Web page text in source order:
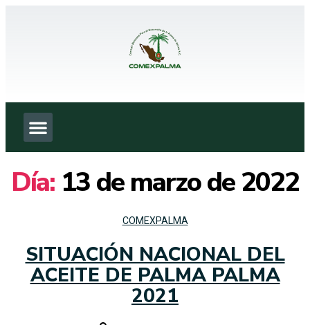
Día: 13 de marzo de 2022
COMEXPALMA
SITUACIÓN NACIONAL DEL
ACEITE DE PALMA PALMA
2021